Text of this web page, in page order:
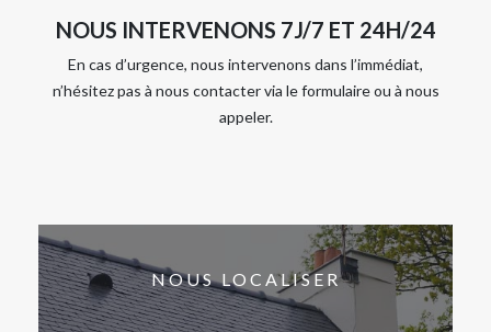
NOUS INTERVENONS 7J/7 ET 24H/24
En cas d’urgence, nous intervenons dans l’immédiat,
n’hésitez pas à nous contacter via le formulaire ou à nous
appeler.
NOUS LOCALISER